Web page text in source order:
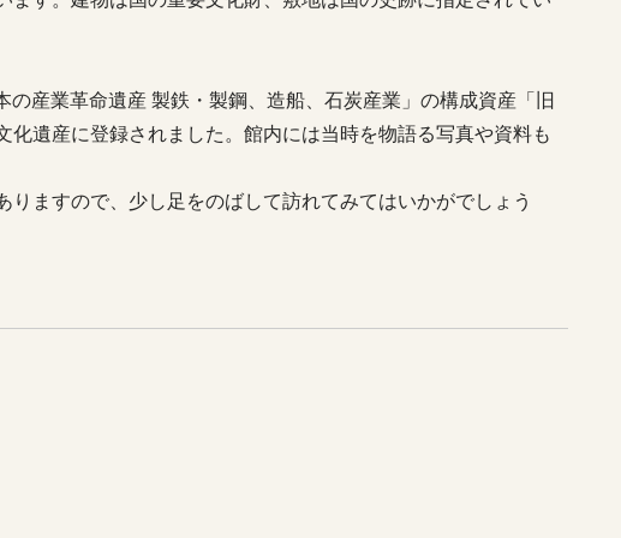
産業革命遺産 製鉄・製鋼、造船、石炭産業」の構成資産「旧
化遺産に登録されました。館内には当時を物語る写真や資料も
ますので、少し足をのばして訪れてみてはいかがでしょう